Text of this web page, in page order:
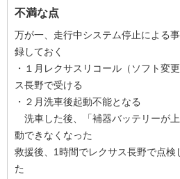
不満な点
万が一、走行中システム停止による
録しておく
・１月レクサスリコール（ソフト変
ス長野で受ける
・２月洗車後起動不能となる
洗車した後、「補器バッテリーが
動できなくなった
救援後、1時間でレクサス長野で点検
た